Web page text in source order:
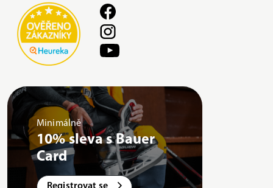
Minimálně
10% sleva s Bauer
Card